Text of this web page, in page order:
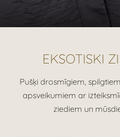
EKSOTISKI
Pušķi drosmīgiem,
apsveikumiem ar
ziediem un